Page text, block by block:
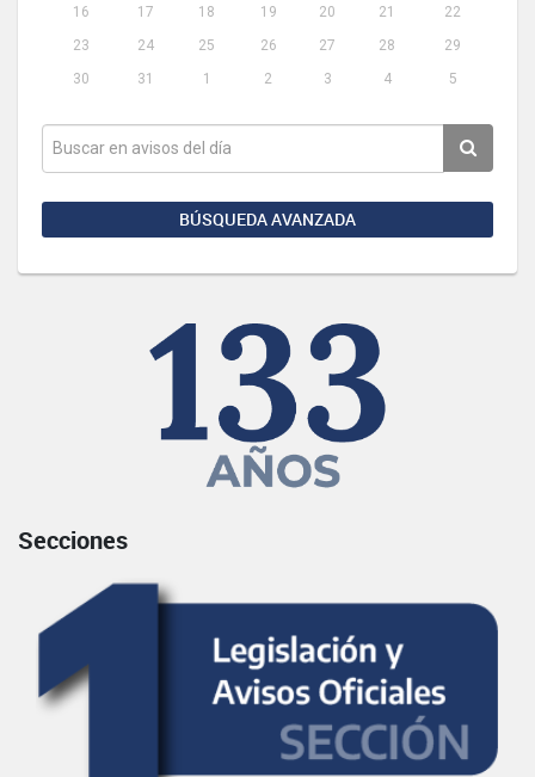
16
17 18 19 20 21
22
23
24 25 26 27 28
29
30
31 1 2 3 4 5
BÚSQUEDA AVANZADA
Secciones